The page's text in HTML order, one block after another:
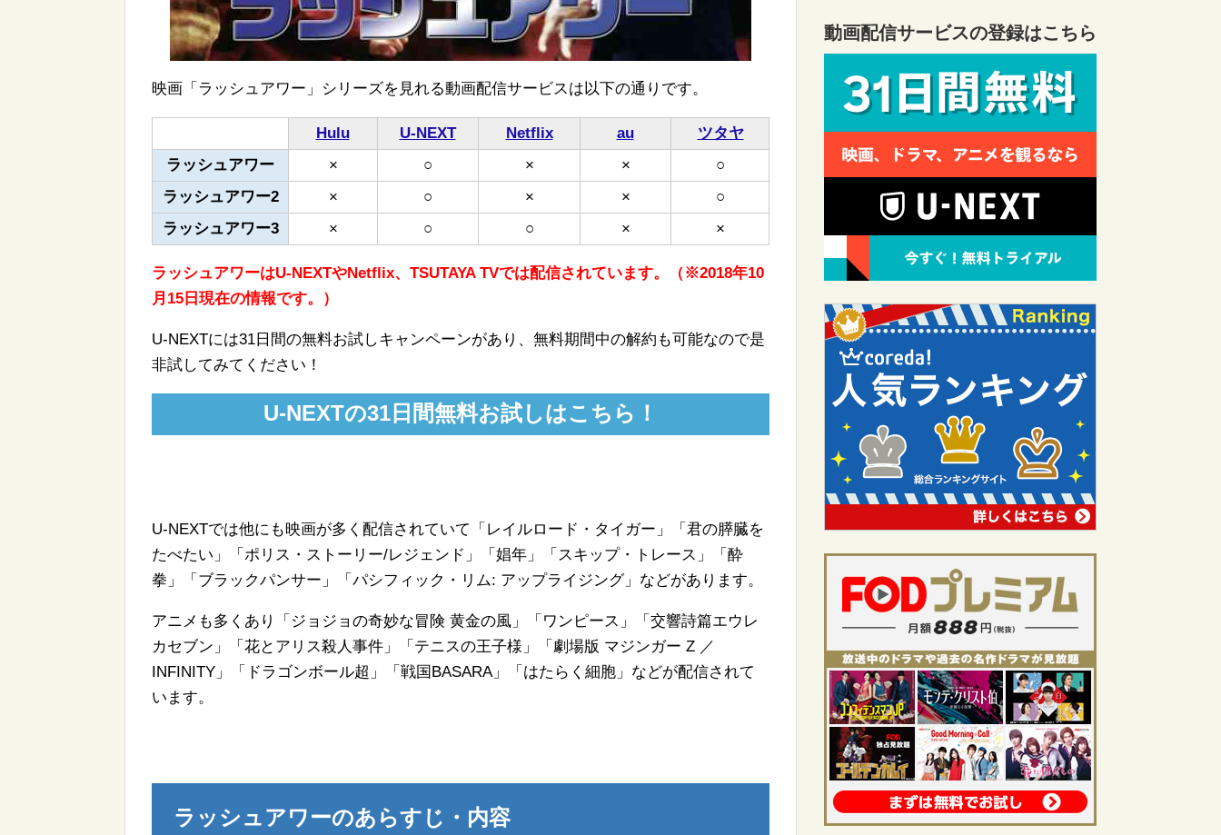
映画「ラッシュアワー」シリーズを見れる動画配信サービスは以下の通りです。
Hulu U-NEXT Netflix au
ツタヤ
ラッシュアワー
× ○ × ×
○
ラッシュアワー2
× ○ × ×
○
ラッシュアワー3
× ○ ○ × ×
ラッシュアワーはU-NEXTやNetflix、TSUTAYA TVでは配信されています。（※2018年10
月15日現在の情報です。）
U-NEXTには31日間の無料お試しキャンペーンがあり、無料期間中の解約も可能なので是
非試してみてください！
U-NEXTの31日間無料お試しはこちら！
U-NEXTでは他にも映画が多く配信されていて「レイルロード・タイガー」「君の膵臓を
たべたい」「ポリス・ストーリー/レジェンド」「娼年」「スキップ・トレース」「酔
拳」「ブラックパンサー」「パシフィック・リム: アップライジング」などがあります。
アニメも多くあり「ジョジョの奇妙な冒険 黄金の風」「ワンピース」「交響詩篇エウレ
カセブン」「花とアリス殺人事件」「テニスの王子様」「劇場版 マジンガー Z ／
INFINITY」「ドラゴンボール超」「戦国BASARA」「はたらく細胞」などが配信されて
います。
ラッシュアワーのあらすじ・内容
動画配信サービスの登録はこちら